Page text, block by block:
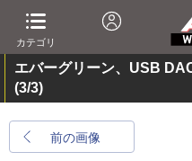
カテゴリ
エバーグリーン、USB
(3/3)
前の画像